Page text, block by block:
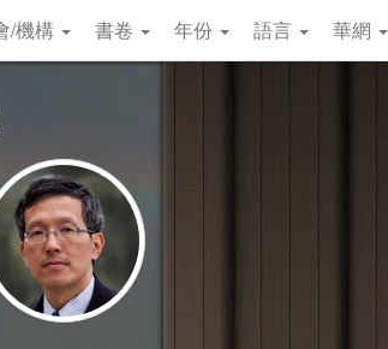
/機構 書卷 年份 語言 華網